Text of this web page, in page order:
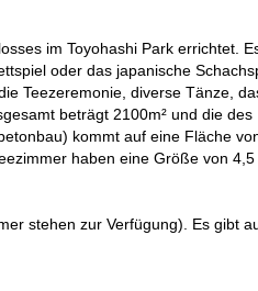
im Toyohashi Park errichtet.
oder das japanische
Teezeremonie, diverse Tänze,
beträgt 2100m² und die des
kommt auf eine Fläche
haben eine Größe von 4,5
stehen zur Verfügung). Es gibt